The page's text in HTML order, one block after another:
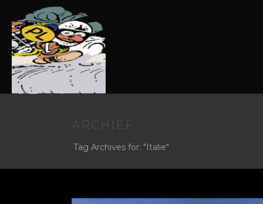
ARCHIEF
Tag Archives for: "Italie"